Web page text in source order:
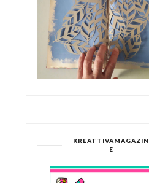
KREATTIVAMAGAZIN
E